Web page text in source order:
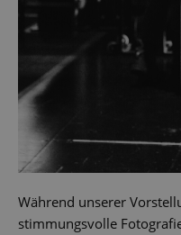
Während unserer
stimmungsvolle